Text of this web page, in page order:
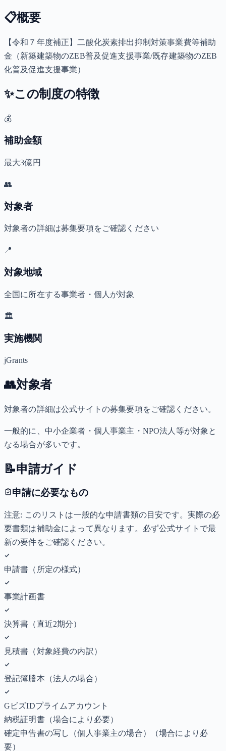
📋概要
【令和７年度補正】二酸化炭素排出抑制対策事業費等補助
金（新築建築物のZEB普及促進支援事業/既存建築物のZEB
化普及促進支援事業）
✨この制度の特徴
💰
補助金額
最大3億円
👥
対象者
対象者の詳細は募集要項をご確認ください
📍
対象地域
全国に所在する事業者・個人が対象
🏛️
実施機関
jGrants
👥対象者
対象者の詳細は公式サイトの募集要項をご確認ください。
一般的に、中小企業者・個人事業主・NPO法人等が対象と
なる場合が多いです。
📝申請ガイド
申請に必要なもの
注意: このリストは一般的な申請書類の目安です。実際の必
要書類は補助金によって異なります。必ず公式サイトで最
新の要件をご確認ください。
申請書（所定の様式）
事業計画書
決算書（直近2期分）
見積書（対象経費の内訳）
登記簿謄本（法人の場合）
GビズIDプライムアカウント
納税証明書（場合により必要）
確定申告書の写し（個人事業主の場合）
（場合により必
要）